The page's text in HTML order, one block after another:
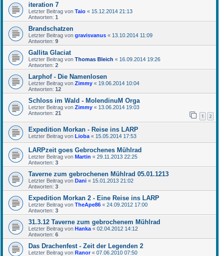
iteration 7
Letzter Beitrag von Taio « 15.12.2014 21:13
Antworten: 1
Brandschatzen
Letzter Beitrag von gravisvanus « 13.10.2014 11:09
Antworten: 9
Gallita Glaciat
Letzter Beitrag von Thomas Bleich « 16.09.2014 19:26
Antworten: 2
Larphof - Die Namenlosen
Letzter Beitrag von Zimmy « 19.06.2014 10:04
Antworten: 12
Schloss im Wald - MolendinuM Orga
Letzter Beitrag von Zimmy « 13.06.2014 19:03
Antworten: 21 1 2
Expedition Morkan - Reise ins LARP
Letzter Beitrag von Lioba « 15.05.2014 17:53
LARPzeit goes Gebrochenes Mühlrad
Letzter Beitrag von Martin « 29.11.2013 22:25
Antworten: 3
Taverne zum gebrochenen Mühlrad 05.01.1213
Letzter Beitrag von Dani « 15.01.2013 21:02
Antworten: 3
Expedition Morkan 2 - Eine Reise ins LARP
Letzter Beitrag von TheApe86 « 24.09.2012 17:00
Antworten: 3
31.3.12 Taverne zum gebrochenem Mühlrad
Letzter Beitrag von Hanka « 02.04.2012 14:12
Antworten: 6
Das Drachenfest - Zeit der Legenden 2
Letzter Beitrag von Ranor« 07.06.2010 07:50